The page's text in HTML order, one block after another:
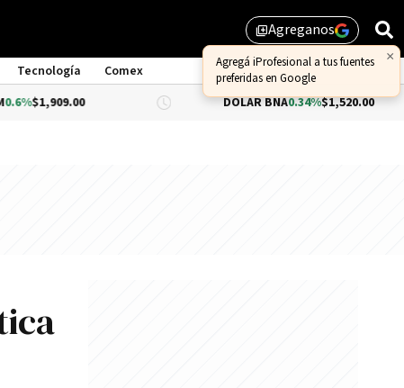
library_addAgreganos
Tecnología
Comex
DÓLAR BNA 0.34%$1,520.00